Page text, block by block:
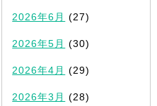
2026年6月 (27)
2026年5月 (30)
2026年4月 (29)
2026年3月 (28)